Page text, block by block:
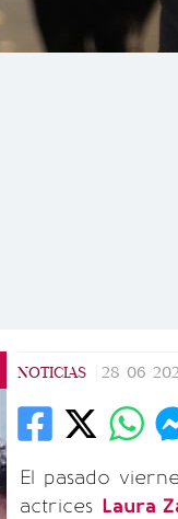
NOTICIAS 28/06/
El pasado
actrices Laura